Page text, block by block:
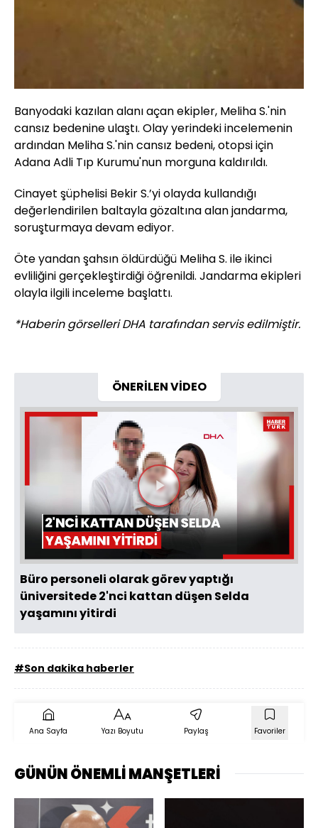
Banyodaki kazılan alanı açan ekipler, Meliha S.'nin
cansız bedenine ulaştı. Olay yerindeki incelemenin
ardından Meliha S.'nin cansız bedeni, otopsi için
Adana Adli Tıp Kurumu'nun morguna kaldırıldı.
Cinayet şüphelisi Bekir S.’yi olayda kullandığı
değerlendirilen baltayla gözaltına alan jandarma,
soruşturmaya devam ediyor.
Öte yandan şahsın öldürdüğü Meliha S. ile ikinci
evliliğini gerçekleştirdiği öğrenildi. Jandarma ekipleri
olayla ilgili inceleme başlattı.
*Haberin görselleri DHA tarafından servis edilmiştir.
ÖNERİLEN VİDEO
Videoyu
Oynat
Büro personeli olarak görev yaptığı
üniversitede 2'nci kattan düşen Selda
yaşamını yitirdi
#Son dakika haberler
Ana Sayfa Yazı Boyutu Paylaş Favoriler
GÜNÜN ÖNEMLİ MANŞETLERİ